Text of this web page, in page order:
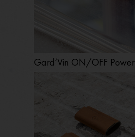
Gard’Vin ON/OFF Power